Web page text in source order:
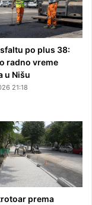
po plus 38:
radno vreme
u Nišu
21:18
prema